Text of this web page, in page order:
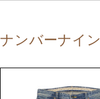
ナンバーナイ